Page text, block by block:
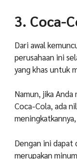
3. Coca-
Dari awal
perusahaan ini
yang khas untuk
Namun, jika
Coca-Cola, ada
Dengan ini dapat
merupakan